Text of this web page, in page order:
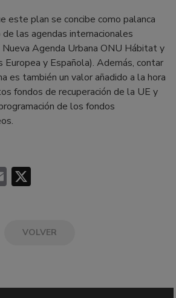
este plan se concibe como palanca
las agendas internacionales
Agenda Urbana ONU Hábitat y
Europea y Española). Además, contar
es también un valor añadido a la hora
fondos de recuperación de la UE y
de los fondos
Email
VOLVER